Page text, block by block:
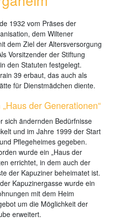
1932 vom Präses der
dem Wiltener
dem Ziel der Altersversorgung
Vorsitzender der Stiftung
den Statuten festgelegt.
39 erbaut, das auch als
für Dienstmädchen diente.
der Generationen“
sich ändernden Bedürfnisse
und im Jahre 1999 der Start
Pflegeheimes gegeben.
wurde ein „Haus der
errichtet, in dem auch der
der Kapuziner beheimatet ist.
Kapuzinergasse wurde ein
mit dem Heim
um die Möglichkeit der
erweitert.